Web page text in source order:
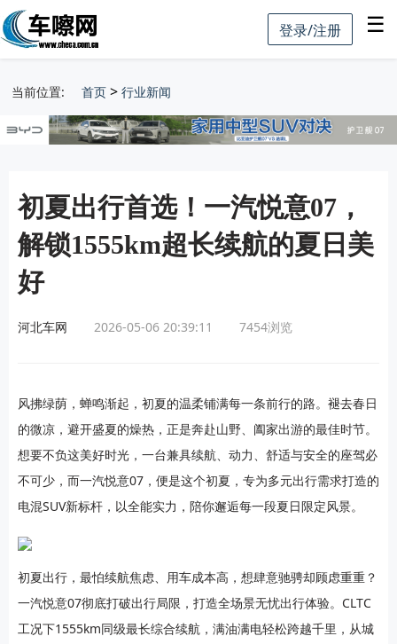
登录/注册 ☰
当前位置: 首页 > 行业新闻
初夏出行首选！一汽悦意07，
解锁1555km超长续航的夏日美
好
河北车网 2026-05-06 20:39:11 7454浏览
风拂绿荫，蝉鸣渐起，初夏的温柔铺满每一条前行的路。褪去春日
的微凉，避开盛夏的燥热，正是奔赴山野、阖家出游的最佳时节。
想要不负这美好时光，一台兼具续航、动力、舒适与安全的座驾必
不可少，而一汽悦意07，便是这个初夏，专为多元出行需求打造的
电混SUV新标杆，以全能实力，陪你邂逅每一段夏日限定风景。
初夏出行，最怕续航焦虑、用车成本高，想肆意驰骋却顾虑重重？
一汽悦意07彻底打破出行局限，打造全场景无忧出行体验。CLTC
工况下1555km同级最长综合续航，满油满电轻松跨越千里，从城